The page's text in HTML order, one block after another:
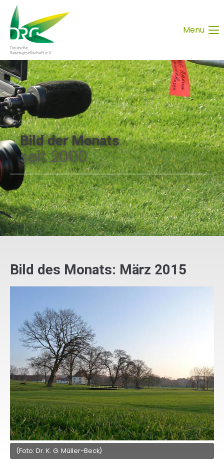
Menu
Bild der Monats
seit 2000
Bild des Monats: März 2015
(Foto: Dr. K. G. Müller-Beck)